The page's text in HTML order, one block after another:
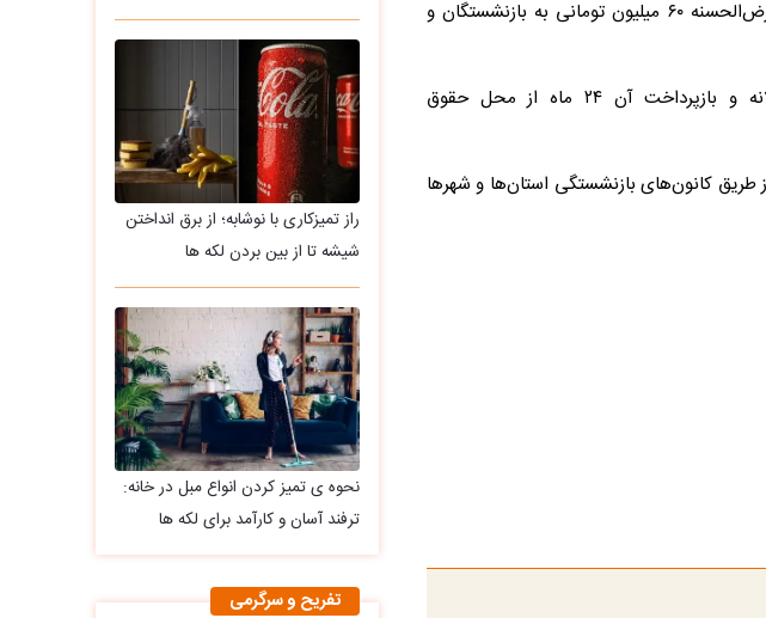
تامین اجتماعی برای پرداخت حدود ۳۴۰ هزار فقره وام قرض‌الحسنه ۶۰ میلیون تومانی به بازنشستگان و
وی افزود: نرخ کارمزد تسهیلات اعطایی ۴ درصد سالانه و بازپرداخت آن ۲۴ ماه از محل حقوق
سالاری خاطرنشان کرد: ثبت‌نام متقاضیان از تیرماه آغاز و از طریق کانون‌های بازنشستگی استان‌‎ها و شهرها
راز تمیزکاری با نوشابه؛ از برق انداختن
شیشه تا از بین بردن لکه ها
نحوه ی تمیز کردن انواع مبل در خانه:
ترفند آسان و کارآمد برای لکه ها
تفریح و سرگرمی